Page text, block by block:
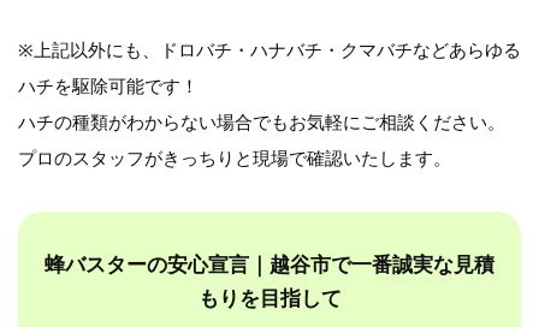
※上記以外にも、ドロバチ・ハナバチ・クマバチなどあらゆる
ハチを駆除可能です！
ハチの種類がわからない場合でもお気軽にご相談ください。
プロのスタッフがきっちりと現場で確認いたします。
蜂バスターの安心宣言｜越谷市で一番誠実な見積
もりを目指して